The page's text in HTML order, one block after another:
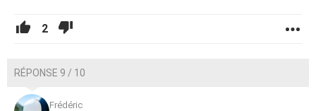
2
RÉPONSE 9 / 10
Frédéric